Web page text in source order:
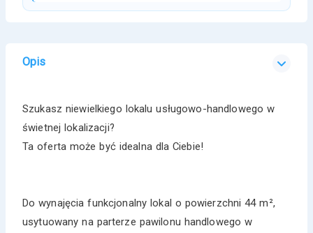
Opis
Szukasz niewielkiego lokalu usługowo-handlowego w
świetnej lokalizacji?
Ta oferta może być idealna dla Ciebie!
Do wynajęcia funkcjonalny lokal o powierzchni 44 m²,
usytuowany na parterze pawilonu handlowego w